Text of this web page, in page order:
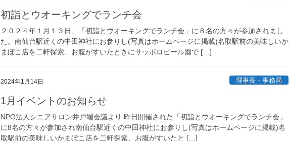
初詣とウオーキングでランチ会
２０２４年１月１３日、「初詣とウオーキングでランチ会」に８名の方々が参加されまし
た。南仙台駅近くの中田神社にお参りし(写真はホームページに掲載)名取駅前の美味しいか
まぼこ店を二軒探索、お腹がすいたときにサッポロビール園で […]
2024年1月14日 理事長・事務局
1月イベントのお知らせ
NPO法人シニアサロン井戸端会議より 昨日開催された「初詣とウオーキングでランチ会」
に8名の方々が参加され南仙台駅近くの中田神社にお参りし(写真はホームページに掲載)名
取駅前の美味しいかまぼこ店を二軒探索、お腹がすいたと […]